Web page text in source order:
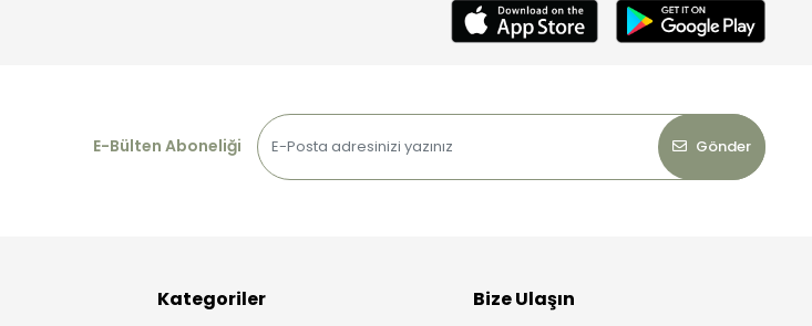
E-Bülten Aboneliği
Gönder
Kategoriler Bize Ulaşın